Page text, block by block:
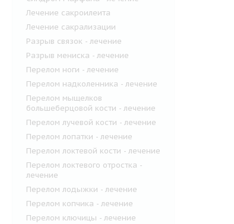
Лечение сакроилеита
Лечение сакрализации
Разрыв связок - лечение
Разрыв мениска - лечение
Перелом ноги - лечение
Перелом надколенника - лечение
Перелом мыщелков
большеберцовой кости - лечение
Перелом лучевой кости - лечение
Перелом лопатки - лечение
Перелом локтевой кости - лечение
Перелом локтевого отростка -
лечение
Перелом лодыжки - лечение
Перелом копчика - лечение
Перелом ключицы - лечение